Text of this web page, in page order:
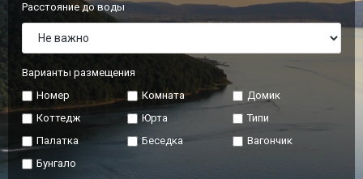
Расстояние до воды
Варианты размещения
Номер
Комната
Домик
Коттедж
Юрта
Типи
Палатка
Беседка
Вагончик
Бунгало